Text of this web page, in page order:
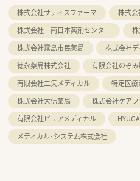
株式会社サティスファーマ
株式会
株式会社 南日本薬剤センター
株式会社霧島市民薬局
株式会社デ
徳永薬局株式会社
有限会社のぞ
有限会社二矢メディカル
特定医
株式会社大信薬局
株式会社ケア
有限会社ピュアメディカル
メディカル･システム株式会社